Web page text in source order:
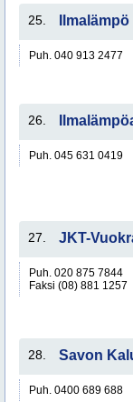
25.
Puh. 040 913 2477
26.
Puh. 045 631 0419
27. JKT-
Puh. 020 875 7844
Faksi (08) 881 1257
28. Savon
Puh. 0400 689 688